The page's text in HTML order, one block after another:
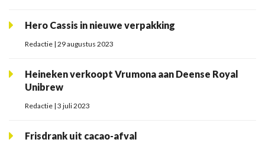
Hero Cassis in nieuwe verpakking
Redactie | 29 augustus 2023
Heineken verkoopt Vrumona aan Deense Royal
Unibrew
Redactie | 3 juli 2023
Frisdrank uit cacao-afval